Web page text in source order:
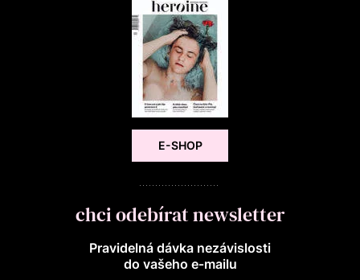
E-SHOP
chci odebírat newsletter
Pravidelná dávka nezávislosti
do vašeho e‑mailu